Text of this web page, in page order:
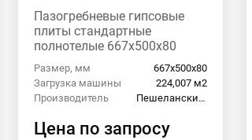
Пазогребневые гипсовые
плиты стандартные
полнотелые 667x500x80
Пешеланский гипсовый
завод
Размер, мм
667х500х80
Загрузка машины
224,007 м2
Производитель
Пешеланский гипсовый завод
Цена по запросу